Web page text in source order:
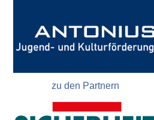
zu den Partnern